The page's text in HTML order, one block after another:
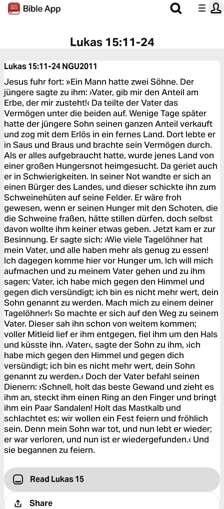
Lukas 15:11-24
Lukas 15:11-24NGU2011
Jesus fuhr fort: »Ein Mann hatte zwei Söhne. Der
jüngere sagte zu ihm: ›Vater, gib mir den Anteil am
Erbe, der mir zusteht!‹ Da teilte der Vater das
Vermögen unter die beiden auf. Wenige Tage später
hatte der jüngere Sohn seinen ganzen Anteil verkauft
und zog mit dem Erlös in ein fernes Land. Dort lebte er
in Saus und Braus und brachte sein Vermögen durch.
Als er alles aufgebraucht hatte, wurde jenes Land von
einer großen Hungersnot heimgesucht. Da geriet auch
er in Schwierigkeiten. In seiner Not wandte er sich an
einen Bürger des Landes, und dieser schickte ihn zum
Schweinehüten auf seine Felder. Er wäre froh
gewesen, wenn er seinen Hunger mit den Schoten, die
die Schweine fraßen, hätte stillen dürfen, doch selbst
davon wollte ihm keiner etwas geben. Jetzt kam er zur
Besinnung. Er sagte sich: ›Wie viele Tagelöhner hat
mein Vater, und alle haben mehr als genug zu essen!
Ich dagegen komme hier vor Hunger um. Ich will mich
aufmachen und zu meinem Vater gehen und zu ihm
sagen: Vater, ich habe mich gegen den Himmel und
gegen dich versündigt; ich bin es nicht mehr wert, dein
Sohn genannt zu werden. Mach mich zu einem deiner
Tagelöhner!‹ So machte er sich auf den Weg zu seinem
Vater. Dieser sah ihn schon von weitem kommen;
voller Mitleid lief er ihm entgegen, fiel ihm um den Hals
und küsste ihn. ›Vater‹, sagte der Sohn zu ihm, ›ich
habe mich gegen den Himmel und gegen dich
versündigt; ich bin es nicht mehr wert, dein Sohn
genannt zu werden.‹ Doch der Vater befahl seinen
Dienern: ›Schnell, holt das beste Gewand und zieht es
ihm an, steckt ihm einen Ring an den Finger und bringt
ihm ein Paar Sandalen! Holt das Mastkalb und
schlachtet es; wir wollen ein Fest feiern und fröhlich
sein. Denn mein Sohn war tot, und nun lebt er wieder;
er war verloren, und nun ist er wiedergefunden.‹ Und
sie begannen zu feiern.
Read Lukas 15
Share